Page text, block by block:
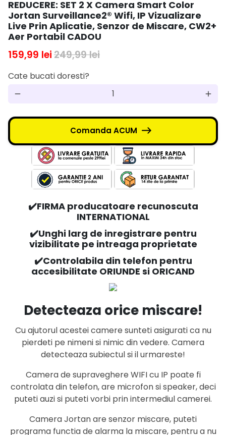
REDUCERE: SET 2 X Camera Smart Color
Jortan Surveillance2® Wifi, IP Vizualizare
Live Prin Aplicatie, Senzor de Miscare, CW2+
Aer Portabil CADOU
159,99 lei249,99 lei
Cate bucati doresti?
remove add
Comanda ACUM
✔️FIRMA producatoare recunoscuta
INTERNATIONAL
✔️Unghi larg de inregistrare pentru
vizibilitate pe intreaga proprietate
✔️Controlabila din telefon pentru
accesibilitate ORIUNDE si ORICAND
Detecteaza orice miscare!
Cu ajutorul acestei camere sunteti asigurati ca nu
pierdeti pe nimeni si nimic din vedere. Camera
detecteaza subiectul si il urmareste!
Camera de supraveghere WIFI cu IP poate fi
controlata din telefon, are microfon si speaker, deci
puteti auzi si puteti vorbi prin intermediul camerei.
Camera Jortan are senzor miscare, puteti
programa functia de alarma la miscare, pentru a nu